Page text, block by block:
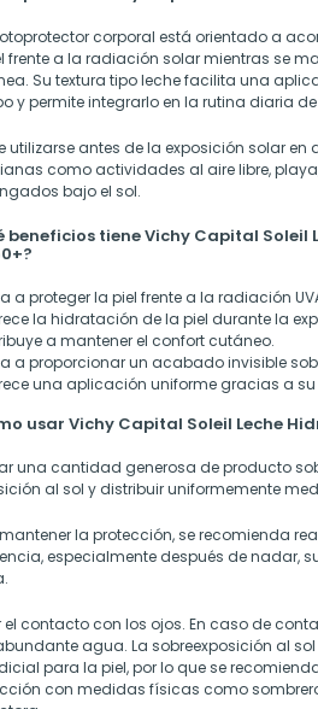
corporal está orientado a
frente a la radiación solar mientras se
Su textura tipo leche facilita una
y permite integrarlo en la rutina diaria
utilizarse antes de la exposición solar en
como actividades al aire libre,
bajo el sol.
beneficios tiene Vichy Capital Soleil
a proteger la piel frente a la radiación
la hidratación de la piel durante la
a mantener el confort cutáneo.
a proporcionar un acabado invisible
una aplicación uniforme gracias a su
usar Vichy Capital Soleil Leche
una cantidad generosa de producto
al sol y distribuir uniformemente
la protección, se recomienda
especialmente después de nadar,
el contacto con los ojos. En caso de
agua. La sobreexposición al
para la piel, por lo que se
con medidas físicas como